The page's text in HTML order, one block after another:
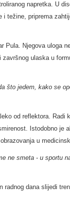
napretka. U
i težine, priprema
Pula. Njegova uloga
ulaska u
što jedem, kako se
od reflektora. Radi
Istodobno je
u
ne smeta - u sportu
dana slijedi